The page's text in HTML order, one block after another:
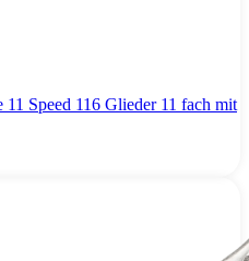
Speed 116 Glieder 11 fach mit